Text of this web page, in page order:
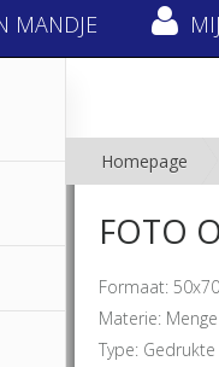
MANDJE
Homepage
FOTO
Formaat:
Materie:
Type: